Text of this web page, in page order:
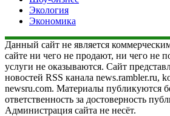
Экология
Экономика
Данный сайт не является
сайте ни чего не продают, ни чего не
услуги не оказываются. Сайт
новостей RSS канала news.rambler.ru,
newsru.com. Материалы публикуются
ответственность за достоверность
Администрация сайта не несёт.